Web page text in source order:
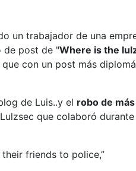
un trabajador de una
de post de "Where is the
con un post más
de Luis..y el robo de
que colaboró durante
friends to police,”